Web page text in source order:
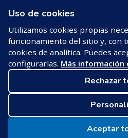
© 2026
Aviso legal
Política de
Política de
Configurar
Uso de cookies
Utilizamos cookies propias
funcionamiento del sitio y, con
cookies de analítica. Puedes
configurarlas. Más información
Rechazar
Aceptar